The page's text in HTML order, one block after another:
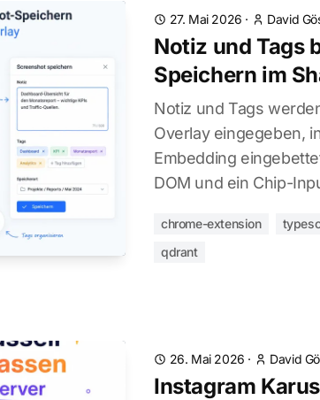
27. Mai 2026 · David
Notiz und Tags
Speichern im
Notiz und Tags
Overlay eingegeben,
Embedding
DOM und ein Chip-
chrome-extension
qdrant
26. Mai 2026 · David
Instagram